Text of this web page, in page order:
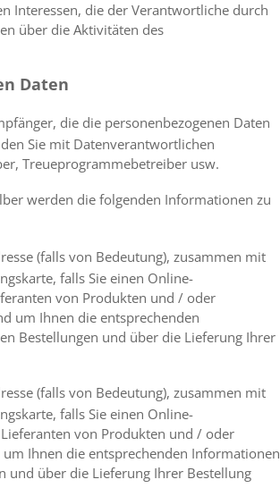
Interessen, die der Verantwortliche durch
über die Aktivitäten des
Daten
die die personenbezogenen Daten
Sie mit Datenverantwortlichen
Treueprogrammebetreiber usw.
werden die folgenden Informationen zu
(falls von Bedeutung), zusammen mit
falls Sie einen Online-
von Produkten und / oder
um Ihnen die entsprechenden
Bestellungen und über die Lieferung Ihrer
(falls von Bedeutung), zusammen mit
falls Sie einen Online-
von Produkten und / oder
Ihnen die entsprechenden Informationen
und über die Lieferung Ihrer Bestellung